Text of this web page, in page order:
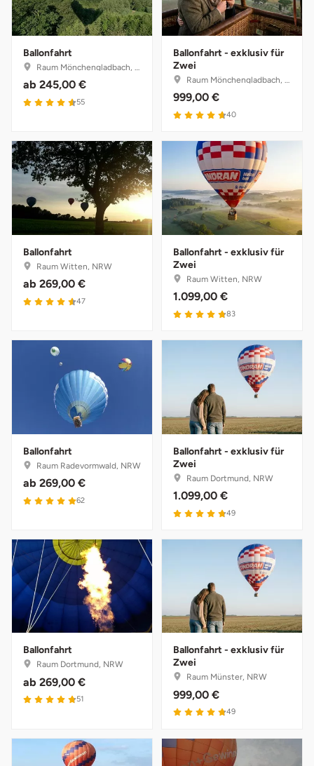
Ballonfahrt
Raum Mönchengladbach, NRW
ab 245,00 €
4.6 von 5
55
Ballonfahrt - exklusiv für
Zwei
Raum Mönchengladbach, NRW
999,00 €
4.7 von 5
40
Ballonfahrt
Raum Witten, NRW
ab 269,00 €
4.6 von 5
47
Ballonfahrt - exklusiv für
Zwei
Raum Witten, NRW
1.099,00 €
4.8 von 5
83
Ballonfahrt
Raum Radevormwald, NRW
ab 269,00 €
5 von 5
62
Ballonfahrt - exklusiv für
Zwei
Raum Dortmund, NRW
1.099,00 €
4.8 von 5
49
Ballonfahrt
Raum Dortmund, NRW
ab 269,00 €
4.8 von 5
51
Ballonfahrt - exklusiv für
Zwei
Raum Münster, NRW
999,00 €
4.8 von 5
49